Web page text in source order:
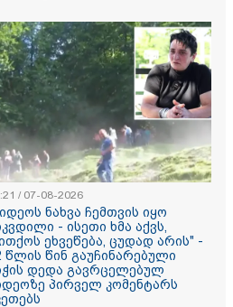
1641.00
18:21 / 07-08-2026
"ვიდეოს ნახვა
სიკვდილი -
თითქოს
12 წლის წინ
ბიჭის დედა
ვიდეოზე
აკეთებს
/ 07-08-2026
ნახვა ჩემთვის იყო
- ისეთი ხმა აქვს,
ეხვეწება, ცუდად არის" -
წლის წინ გაუჩინარებული
დედა გავრცელებულ
პირველ კომენტარს